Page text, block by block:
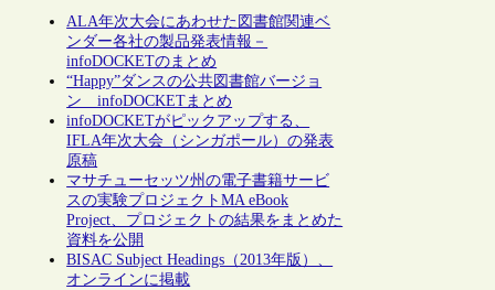
ALA年次大会にあわせた図書館関連ベ
ンダー各社の製品発表情報－
infoDOCKETのまとめ
“Happy”ダンスの公共図書館バージョ
ン infoDOCKETまとめ
infoDOCKETがピックアップする、
IFLA年次大会（シンガポール）の発表
原稿
マサチューセッツ州の電子書籍サービ
スの実験プロジェクトMA eBook
Project、プロジェクトの結果をまとめた
資料を公開
BISAC Subject Headings（2013年版）、
オンラインに掲載